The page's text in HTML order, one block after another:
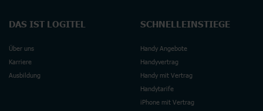
DAS IST LOGITEL
Über uns
Karriere
Ausbildung
SCHNELLEINSTIEGE
Handy Angebote
Handyvertrag
Handy mit Vertrag
Handytarife
iPhone mit Vertrag